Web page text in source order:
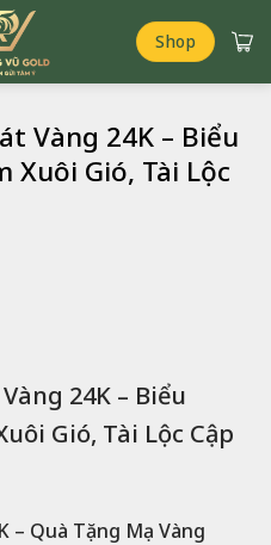
Shop
Vàng 24K – Biểu
Xuôi Gió, Tài Lộc
24K – Biểu
Gió, Tài Lộc Cập
– Quà Tặng Mạ Vàng